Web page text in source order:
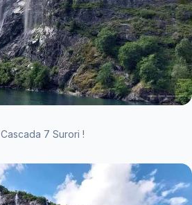
Cascada 7 Surori !